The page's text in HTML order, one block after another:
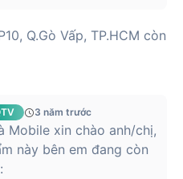
Q.Gò Vấp, TP.HCM còn
3 năm trước
Mobile xin chào anh/chị,
này bên em đang còn